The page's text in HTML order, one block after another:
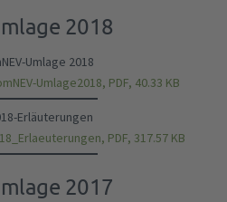
2018
Umlage 2018
Umlage2018, PDF, 40.33 KB
Erläuterungen
PDF, 317.57 KB
2017